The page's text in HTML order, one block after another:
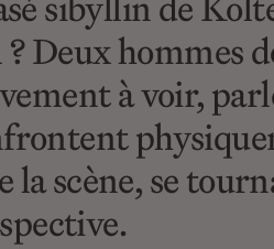
Deux hommes
à voir,
la scène, se